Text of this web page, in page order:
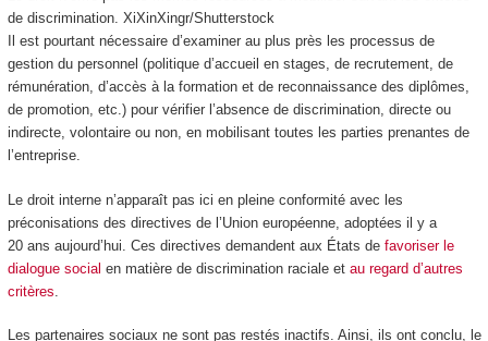
de discrimination. XiXinXingr/Shutterstock
Il est pourtant nécessaire d’examiner au plus près les processus de
gestion du personnel (politique d’accueil en stages, de recrutement, de
rémunération, d’accès à la formation et de reconnaissance des diplômes,
de promotion, etc.) pour vérifier l’absence de discrimination, directe ou
indirecte, volontaire ou non, en mobilisant toutes les parties prenantes de
l’entreprise.
Le droit interne n’apparaît pas ici en pleine conformité avec les
préconisations des directives de l’Union européenne, adoptées il y a
20 ans aujourd’hui. Ces directives demandent aux États de favoriser le
dialogue social en matière de discrimination raciale et au regard d’autres
critères
Les partenaires sociaux ne sont pas restés inactifs. Ainsi, ils ont conclu, le